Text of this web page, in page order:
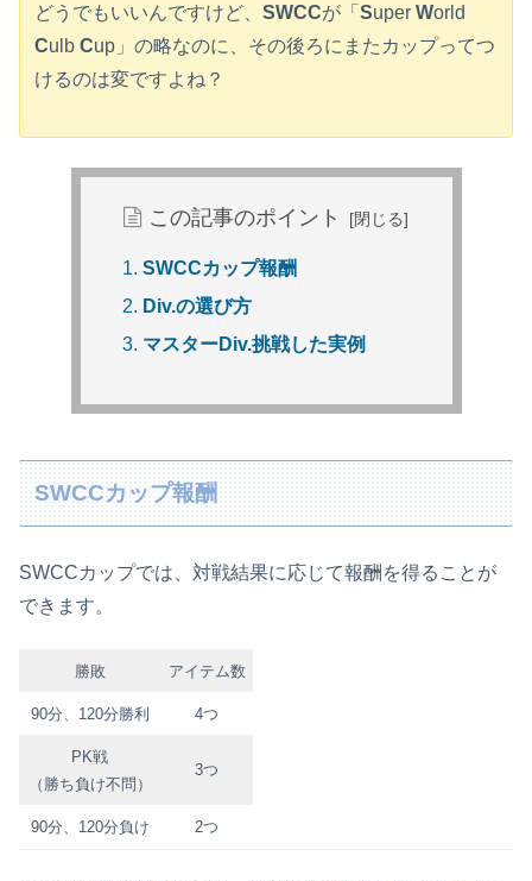
どうでもいいんですけど、 SWCCが「 Super World
Culb Cup」の略なのに、その後ろにまたカップってつ
けるのは変ですよね？
この記事のポイント
SWCCカップ報酬
Div.の選び方
マスターDiv.挑戦した実例
SWCCカップ報酬
SWCCカップでは、対戦結果に応じて報酬を得ることが
できます。
勝敗 アイテム数
90分、120分勝利 4つ
PK戦
（勝ち負け不問）
3つ
90分、120分負け 2つ